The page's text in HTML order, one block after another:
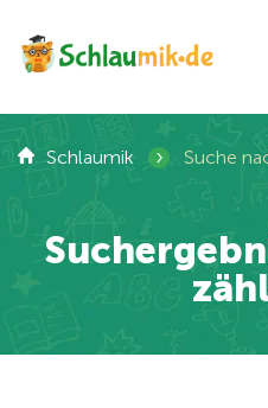
Schlaumik › Suche